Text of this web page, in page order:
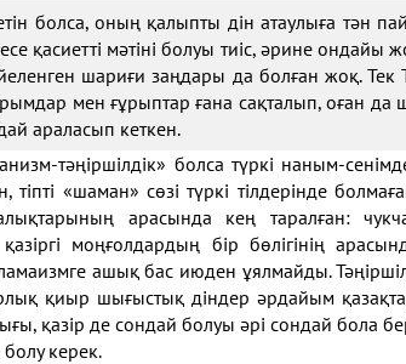
болса, оның қалыпты дін атаулыға тән
қасиетті мәтіні болуы тиіс, әрине ондайы
шариғи заңдары да болған жоқ. Тек
мен ғұрыптар ғана сақталып, оған
араласып кеткен.
тәңіршілдік» болса түркі наным-
«шаман» сөзі түркі тілдерінде
арасында кең таралған:
моңғолдардың бір бөлігінің
ашық бас июден ұялмайды.
қиыр шығыстық діндер әрдайым
қазір де сондай болуы әрі сондай бола
болу керек.